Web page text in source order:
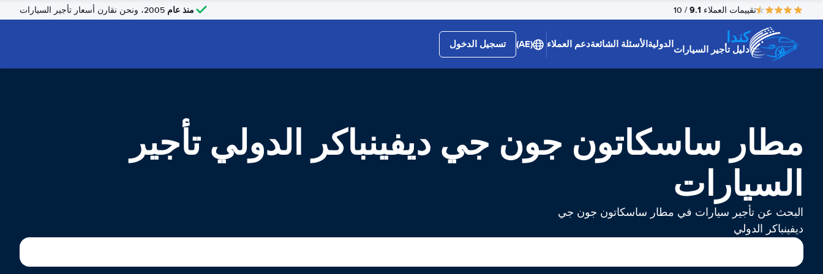
تقييمات العملاء 9.1
/ 10 منذ عام
كندا
دليل تأجير السياراتالدوليةالأسئلة الشائعةدعم العملاء (AE) تسجيل الدخول
مطار ساسكاتون جون جي ديفينباكر الدولي تأجير
السيارات
البحث عن تأجير سيارات في مطار ساسكاتون جون جي
ديفينباكر الدولي